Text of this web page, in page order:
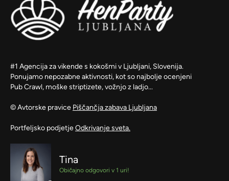
#1 Agencija za vikende s kokošmi v Ljubljani, Slovenija.
Ponujamo nepozabne aktivnosti, kot so najbolje ocenjeni
Pub Crawl, moške striptizete, vožnjo z ladjo...
© Avtorske pravice Piščančja zabava Ljubljana
Portfeljsko podjetjeOdkrivanje sveta.
Tina
Običajno odgovori v 1 uri!